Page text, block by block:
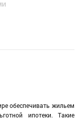
обеспечивать жильем
ипотеки. Такие